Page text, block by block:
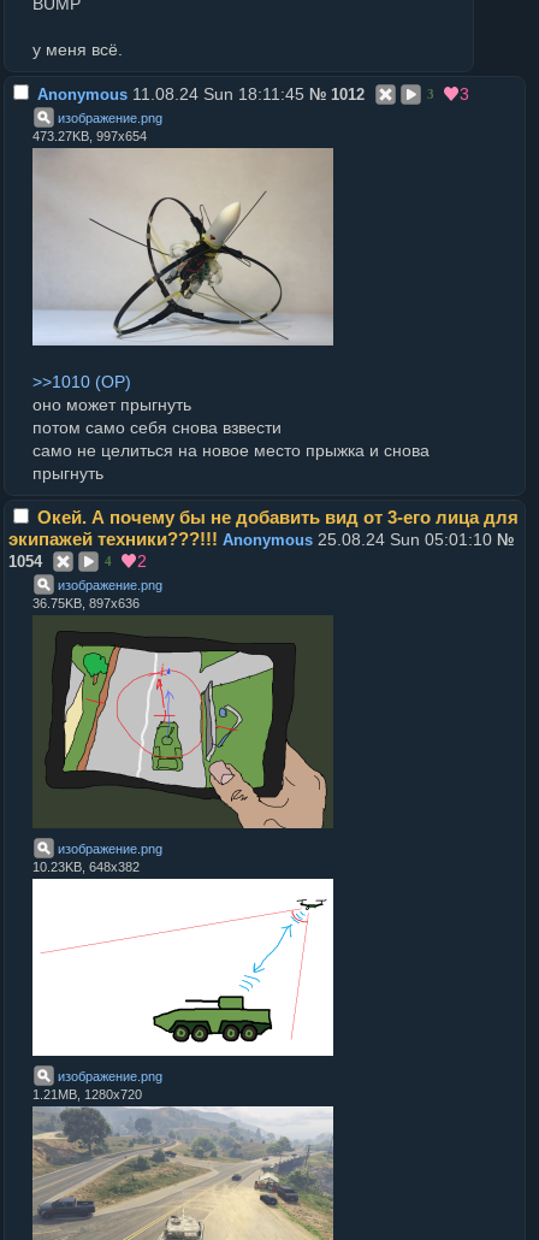
у меня всё.
Anonymous 11.08.24 Sun 18:11:45 № 1012 3 3
изображение png
473.27KB, 997x654
>>1010
оно может прыгнуть
потом само себя снова взвести
само не целиться на новое место прыжка и снова
прыгнуть
Окей. А почему бы не добавить вид от 3-его лица для
экипажей техники???!!! Anonymous 25.08.24 Sun 05:01:10 №
1054
4 2
изображение png
36.75KB, 897x636
изображение png
10.23KB, 648x382
изображение png
1.21MB, 1280x720